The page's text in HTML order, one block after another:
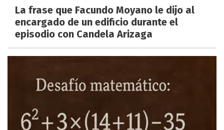
La frase que Facundo Moyano le dijo al
encargado de un edificio durante el
episodio con Candela Arizaga